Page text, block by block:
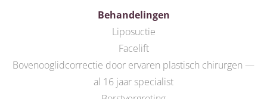
Behandelingen
Liposuctie
Facelift
Bovenooglidcorrectie door ervaren plastisch chirurgen —
al 16 jaar specialist